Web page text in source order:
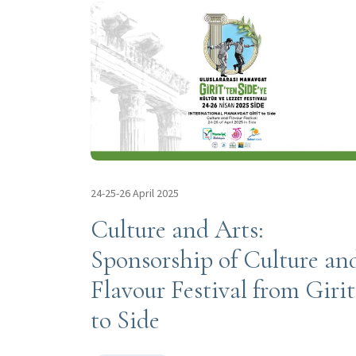
24-25-26 April 2025
Culture and Arts:
Sponsorship of Culture
Flavour Festival from Girit
to Side